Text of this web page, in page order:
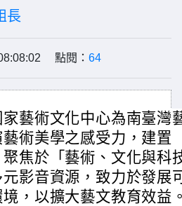
長
點閱： 64
藝術文化中心為南臺灣
藝術美學之感受力，建置
聚焦於「藝術、文化與科
元影音資源，致力於發展
，以擴大藝文教育效益